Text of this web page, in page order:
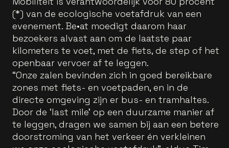
(*) van de ecologische voetafdruk van een
evenement. Be•at moedigt daarom haar
bezoekers alvast aan om de laatste paar
kilometers te voet, met de fiets, de step of het
openbaar vervoer af te leggen.
“Onze zalen bevinden zich in goed bereikbare
zones met fiets- en voetpaden, en in de
directe omgeving zijn er bus- en tramhaltes.
Door de ‘last mile’ op een duurzame manier af
te leggen, dragen we samen bij aan een betere
doorstroming van het verkeer én verkleinen